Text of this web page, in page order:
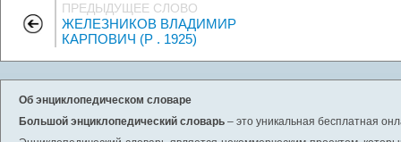
ПРЕДЫДУЩЕЕ СЛОВО
ЖЕЛЕЗНИКОВ ВЛАДИМИР
КАРПОВИЧ (Р . 1925)
Об энциклопедическом словаре
Большой энциклопедический словарь – это уникальная бесплатная